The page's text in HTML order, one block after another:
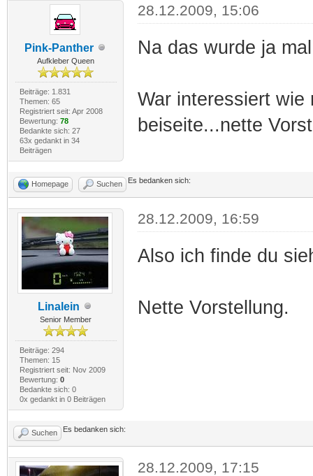
Pink-Panther
Aufkleber Queen
Beiträge: 1.831
Themen: 65
Registriert seit: Apr 2008
Bewertung: 78
Bedankte sich: 27
63x gedankt in 34
Beiträgen
28.12.2009, 15:06
Na das wurde ja
War interessiert
beiseite...nette
Homepage Suchen Es bedanken sich:
Linalein
Senior Member
Beiträge: 294
Themen: 15
Registriert seit: Nov 2009
Bewertung: 0
Bedankte sich: 0
0x gedankt in 0 Beiträgen
28.12.2009, 16:59
Also ich finde du
Nette Vorstellung.
Suchen Es bedanken sich:
28.12.2009, 17:15